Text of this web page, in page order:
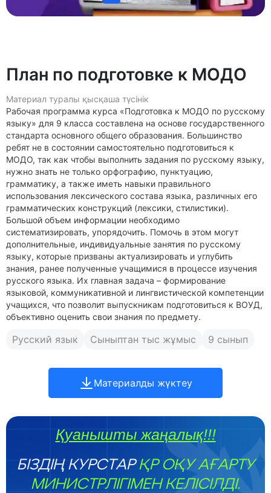
План по подготовке к МОДО
Материал туралы қысқаша түсінік
Рабочая программа курса «Подготовка к МОДО по русскому
языку» для 9 класса составлена на основе государственного
стандарта основного общего образования. Большинство
ребят не в состоянии самостоятельно подготовиться к
МОДО, так как чтобы выполнить задания по русскому языку,
нужно знать не только орфографию, пунктуацию,
грамматику, а также иметь навыки правильного
использования лексического состава языка, различных его
грамматических конструкций (лексики, стилистики).
Большой объем информации необходимо
систематизировать, упорядочить. Помочь в этом могут
дополнительные, индивидуальные занятия по русскому
языку, которые призваны актуализировать и углубить
знания, ранее полученные учащимися в процессе изучения
русского языка. Их главная задача – формирование
языковой, коммуникативной и лингвистической компетенции
учащихся, что позволит выпускникам подготовиться к ВОУД,
объективно оценить свои знания по предмету.
Русский язык Сыныптан тыс жұмыс 9 сынып
Материалды жүктеу
Қуанышты жаңалық!!!
БІЗДІҢ КУРСТАРҚР ОҚУ АҒАРТУ
МИНИСТРЛІГІМЕН КЕЛІСІЛДІ.